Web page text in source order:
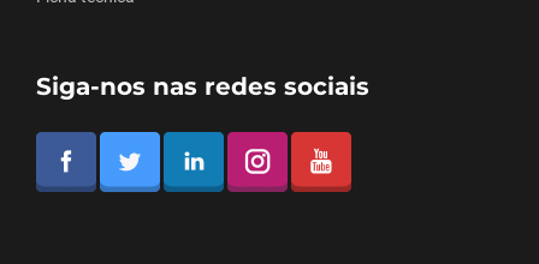
Siga-nos nas redes sociais